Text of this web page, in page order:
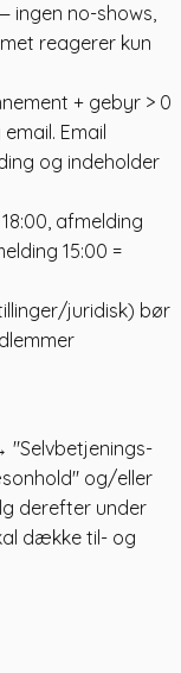
ingen no-shows,
reagerer kun
+ gebyr > 0
Email
og indeholder
afmelding
15:00 =
juridisk) bør
og/eller
derefter under
dække til- og